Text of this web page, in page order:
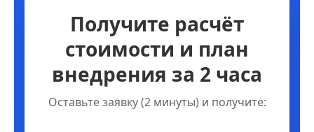
Получите расчёт
стоимости и план
внедрения за 2 часа
Оставьте заявку (2 минуты) и получите: